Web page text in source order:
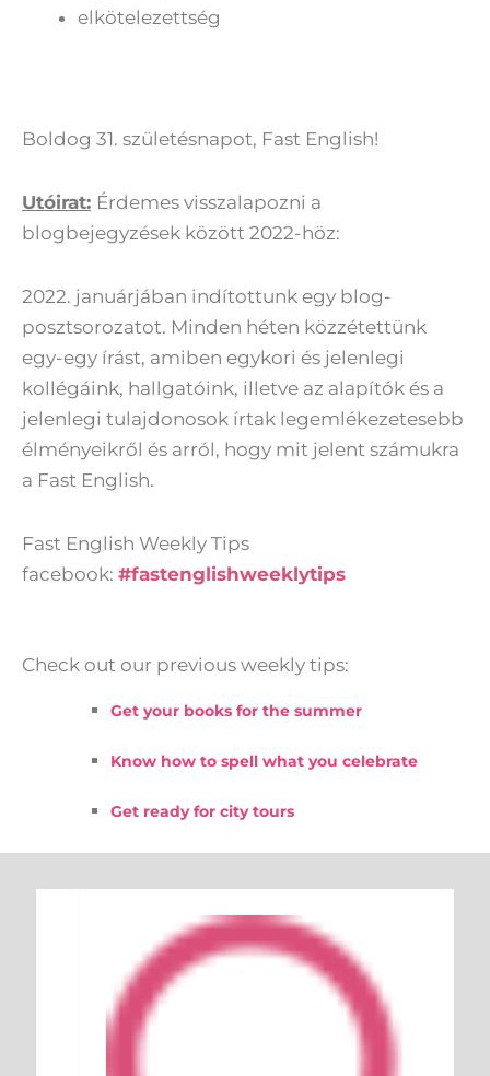
elkötelezettség
Boldog 31. születésnapot, Fast English!
Utóirat: Érdemes visszalapozni a
blogbejegyzések között 2022-höz:
2022. januárjában indítottunk egy blog-
posztsorozatot. Minden héten közzétettünk
egy-egy írást, amiben egykori és jelenlegi
kollégáink, hallgatóink, illetve az alapítók és a
jelenlegi tulajdonosok írtak legemlékezetesebb
élményeikről és arról, hogy mit jelent számukra
a Fast English.
Fast English Weekly Tips
facebook: #fastenglishweeklytips
Check out our previous weekly tips:
Get your books for the summer
Know how to spell what you celebrate
Get ready for city tours